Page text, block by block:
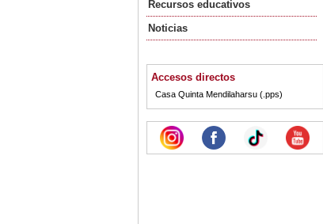
Recursos educativos
Noticias
Accesos directos
Casa Quinta Mendilaharsu (.pps)